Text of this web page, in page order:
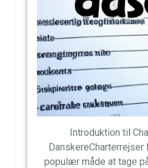
Introduktion til
DanskereCharterrejser
populær måde at tage